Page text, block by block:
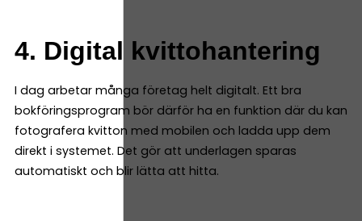
4. Digital kvittohantering
I dag arbetar många företag helt digitalt. Ett bra
bokföringsprogram bör därför ha en funktion där du kan
fotografera kvitton med mobilen och ladda upp dem
direkt i systemet. Det gör att underlagen sparas
automatiskt och blir lätta att hitta.